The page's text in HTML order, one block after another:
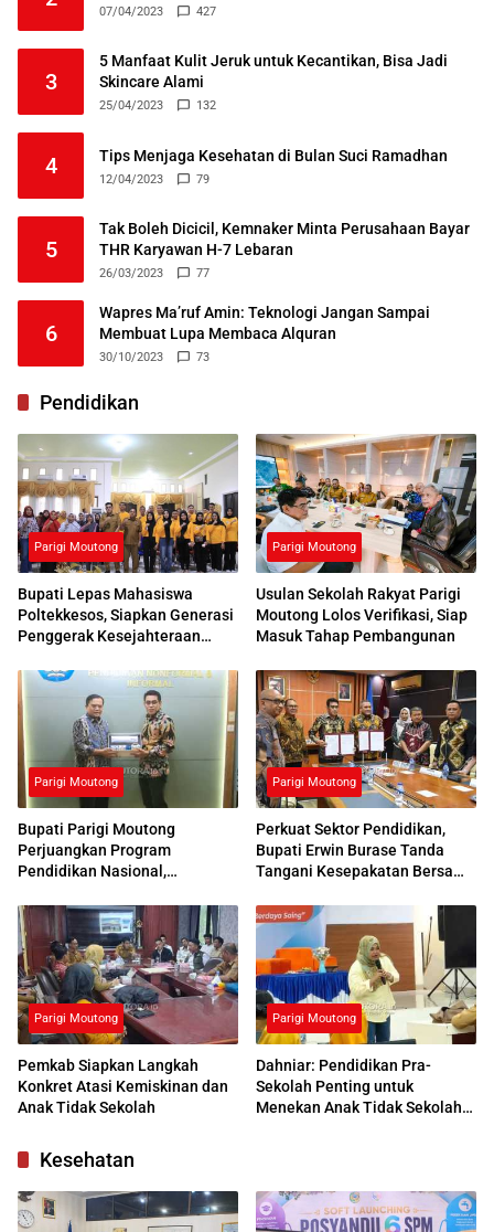
07/04/2023 427
3
5 Manfaat Kulit Jeruk untuk Kecantikan, Bisa Jadi
Skincare Alami
25/04/2023 132
4 Tips Menjaga Kesehatan di Bulan Suci Ramadhan
12/04/2023 79
5
Tak Boleh Dicicil, Kemnaker Minta Perusahaan Bayar
THR Karyawan H-7 Lebaran
26/03/2023 77
6
Wapres Ma’ruf Amin: Teknologi Jangan Sampai
Membuat Lupa Membaca Alquran
30/10/2023 73
Pendidikan
Parigi Moutong
Bupati Lepas Mahasiswa
Poltekkesos, Siapkan Generasi
Penggerak Kesejahteraan
Parigi Moutong
Usulan Sekolah Rakyat Parigi
Moutong Lolos Verifikasi, Siap
Masuk Tahap Pembangunan
Parigi Moutong
Bupati Parigi Moutong
Perjuangkan Program
Pendidikan Nasional,
Respons Positif
Parigi Moutong
Perkuat Sektor Pendidikan,
Bupati Erwin Burase Tanda
Tangani Kesepakatan Bersama
Parigi Moutong
Pemkab Siapkan Langkah
Konkret Atasi Kemiskinan dan
Anak Tidak Sekolah
Parigi Moutong
Dahniar: Pendidikan Pra-
Sekolah Penting untuk
Menekan Anak Tidak Sekolah
Kesehatan